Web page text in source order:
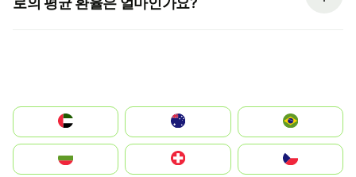
الإمارات العربية المتحدة
Switzerland